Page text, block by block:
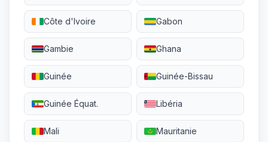
Côte d'Ivoire Gabon
Gambie Ghana
Guinée Guinée-Bissau
Guinée Équat. Libéria
Mali Mauritanie